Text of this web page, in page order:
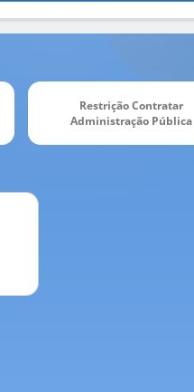
Restrição Contratar
Administração Pública